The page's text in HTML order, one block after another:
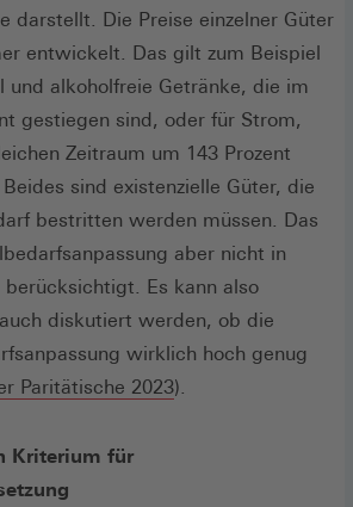
darstellt. Die Preise einzelner Güter
entwickelt. Das gilt zum Beispiel
und alkoholfreie Getränke, die im
gestiegen sind, oder für Strom,
Zeitraum um 143 Prozent
sind existenzielle Güter, die
bestritten werden müssen. Das
aber nicht in
berücksichtigt. Es kann also
diskutiert werden, ob die
wirklich hoch genug
Paritätische 2023(Öffnet
).
Kriterium für